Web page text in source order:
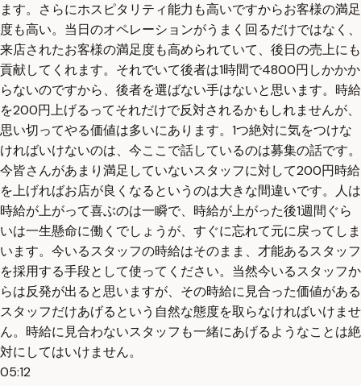
ます。さらにホスピタリティ能力も高いですからお客様の満足
度も高い。当日のオペレーションがうまく回るだけではなく、
来店されたお客様の満足度も高められていて、後日の売上にも
貢献してくれます。それでいて後者は1時間で4800円しかかか
らないのですから、後者を選ばない手はないと思います。時給
を200円上げるってそれだけで反対されるかもしれませんが、
思い切ってやる価値は多いにあります。1つ絶対に気をつけな
ければいけないのは、今ここで話しているのは募集の話です。
今皆さんがあまり満足していないスタッフに対して200円時給
を上げればお店が良くなるというのは大きな間違いです。人は
時給が上がって喜ぶのは一瞬で、時給が上がった後1週間ぐら
いは一生懸命に働くでしょうが、すぐに忘れて元に戻ってしま
います。今いるスタッフの時給はそのまま、才能あるスタッフ
を採用する手段として使ってください。当然今いるスタッフか
らは反発が出ると思いますが、その時給に見合った価値がある
スタッフだけあげるという自然な態度を取らなければいけませ
ん。時給に見合わないスタッフも一緒にあげるようなことは絶
対にしてはいけません。
05:12